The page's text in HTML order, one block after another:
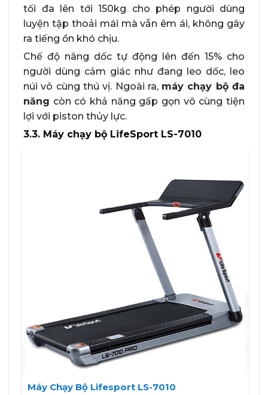
tối đa lên tới 150kg cho phép người dùng
luyện tập thoải mái mà vẫn êm ái, không gây
ra tiếng ồn khó chịu.
Chế độ nâng dốc tự động lên đến 15% cho
người dùng cảm giác như đang leo dốc, leo
núi vô cùng thú vị. Ngoài ra, máy chạy bộ đa
năng còn có khả năng gấp gọn vô cùng tiện
lợi với piston thủy lực.
3.3. Máy chạy bộ LifeSport LS-7010
Máy Chạy Bộ Lifesport LS-7010